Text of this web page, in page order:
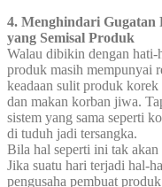
4. Menghindari
yang Semisal Produk
Walau dibikin dengan hati-
produk masih mempunyai
keadaan sulit produk
dan makan korban jiwa.
sistem yang sama seperti
di tuduh jadi tersangka.
Bila hal seperti ini tak
Jika suatu hari terjadi hal-
pengusaha pembuat